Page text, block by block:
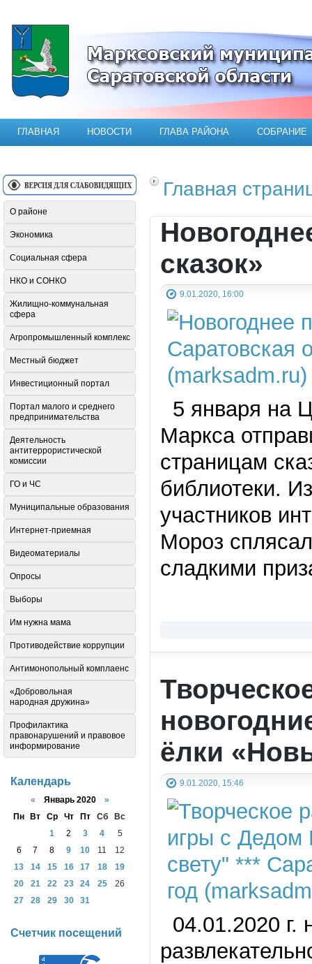
Официальный сайт Марксовского
ГЛАВНАЯ НОВОСТИ ГЛАВА РАЙОНА СОБРАНИЕ
Главная
сказок»
9.01.2020, 16:00
5 января на
Маркса
страницам
библиотеки.
участников
Мороз
сладкими
ёлки
9.01.2020, 15:46
04.01.2020 г.
О районе
Экономика
Социальная сфера
НКО и СОНКО
Жилищно-коммунальная
сфера
Агропромышленный комплекс
Местный бюджет
Инвестиционный портал
Портал малого и среднего
предпринимательства
Деятельность
антитеррористической
комиссии
ГО и ЧС
Муниципальные образования
Интернет-приемная
Видеоматериалы
Опросы
Выборы
Им нужна мама
Противодействие коррупции
Антимонопольный комплаенс
«Добровольная
народная дружина»
Профилактика
правонарушений и правовое
информирование
Календарь
« Январь 2020 »
Пн
Вт Ср Чт Пт Сб
Вс
1
2 3 4
5
6
7 8 9 10 11
12
13
14 15 16 17 18
19
20
21 22 23 24 25
26
27
28 29 30 31
Счетчик посещений